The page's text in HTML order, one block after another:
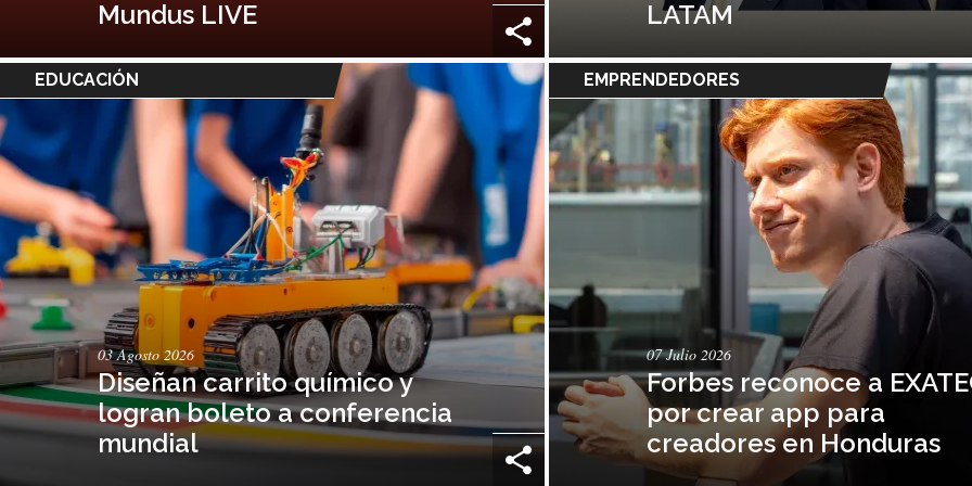
Mundus LIVE
EDUCACIÓN
03 Agosto 2026
Diseñan carrito químico y
logran boleto a conferencia
mundial
LATAM
EMPRENDEDORES
07 Julio 2026
Forbes reconoce a
por crear app para
creadores en Honduras